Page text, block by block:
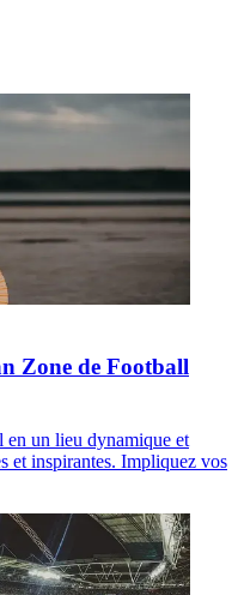
Zone de Football
en un lieu dynamique et
et inspirantes. Impliquez vos